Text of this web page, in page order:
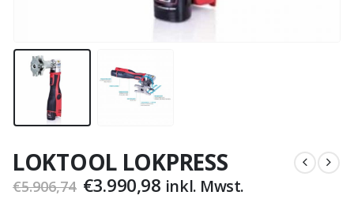
LOKTOOL LOKPRESS
€5.906,74 Ursprünglicher
€3.990,98Aktueller
inkl. Mwst.